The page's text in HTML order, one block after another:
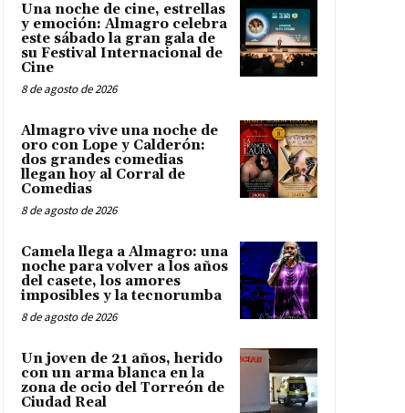
Una noche de cine, estrellas
y emoción: Almagro celebra
este sábado la gran gala de
su Festival Internacional de
Cine
8 de agosto de 2026
Almagro vive una noche de
oro con Lope y Calderón:
dos grandes comedias
llegan hoy al Corral de
Comedias
8 de agosto de 2026
Camela llega a Almagro: una
noche para volver a los años
del casete, los amores
imposibles y la tecnorumba
8 de agosto de 2026
Un joven de 21 años, herido
con un arma blanca en la
zona de ocio del Torreón de
Ciudad Real